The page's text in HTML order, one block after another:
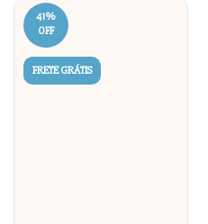
41%
OFF
FRETE GRÁTIS